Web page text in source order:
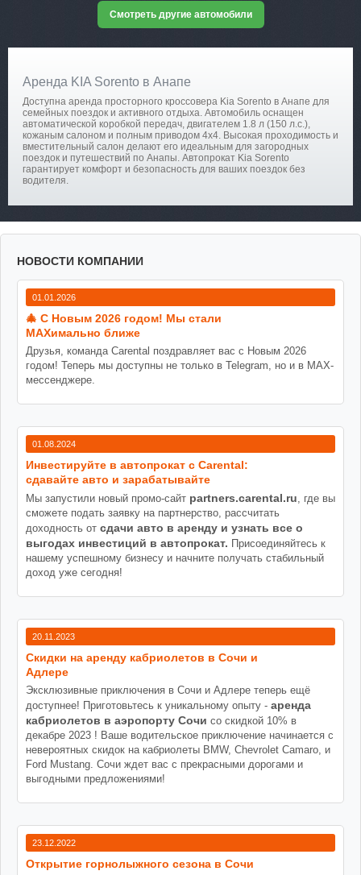
Смотреть другие автомобили
Аренда KIA Sorento в Анапе
Доступна аренда просторного кроссовера Kia Sorento в Анапе для
семейных поездок и активного отдыха. Автомобиль оснащен
автоматической коробкой передач, двигателем 1.8 л (150 л.с.),
кожаным салоном и полным приводом 4х4. Высокая проходимость и
вместительный салон делают его идеальным для загородных
поездок и путешествий по Анапы. Автопрокат Kia Sorento
гарантирует комфорт и безопасность для ваших поездок без
водителя.
НОВОСТИ КОМПАНИИ
01.01.2026
🎄 С Новым 2026 годом! Мы стали
MAXимально ближе
Друзья, команда Carental поздравляет вас с Новым 2026
годом! Теперь мы доступны не только в Telegram, но и в MAX-
мессенджере.
01.08.2024
Инвестируйте в автопрокат с Carental:
сдавайте авто и зарабатывайте
Мы запустили новый промо-сайт partners.carental.ru, где вы
сможете подать заявку на партнерство, рассчитать
доходность от сдачи авто в аренду и узнать все о
выгодах инвестиций в автопрокат. Присоединяйтесь к
нашему успешному бизнесу и начните получать стабильный
доход уже сегодня!
20.11.2023
Cкидки на аренду кабриолетов в Сочи и
Адлере
Эксклюзивные приключения в Сочи и Адлере теперь ещё
доступнее! Приготовьтесь к уникальному опыту - аренда
кабриолетов в аэропорту Сочи со скидкой 10% в
декабре 2023 ! Ваше водительское приключение начинается с
невероятных скидок на кабриолеты BMW, Chevrolet Camaro, и
Ford Mustang. Сочи ждет вас с прекрасными дорогами и
выгодными предложениями!
23.12.2022
Открытие горнолыжного сезона в Сочи